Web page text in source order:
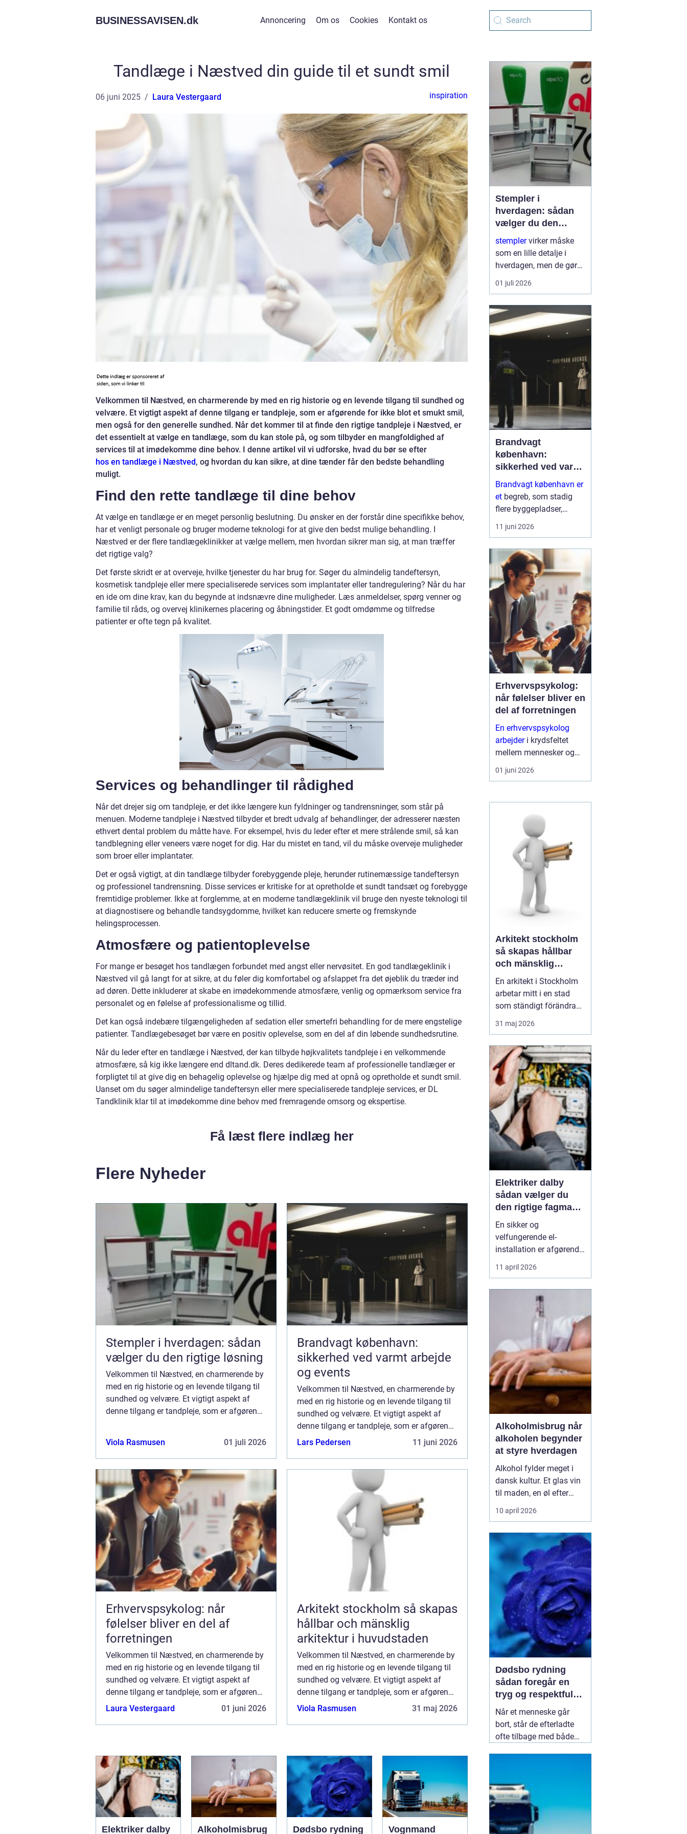
BUSINESSAVISEN.dk Annoncering Om os Cookies Kontakt os
Tandlæge i Næstved din guide til et sundt smil
06 juni 2025 Laura Vestergaard inspiration
Velkommen til Næstved, en charmerende by med en rig historie og en levende tilgang til sundhed og
velvære. Et vigtigt aspekt af denne tilgang er tandpleje, som er afgørende for ikke blot et smukt smil,
men også for den generelle sundhed. Når det kommer til at finde den rigtige tandpleje i Næstved, er
det essentielt at vælge en tandlæge, som du kan stole på, og som tilbyder en mangfoldighed af
services til at imødekomme dine behov. I denne artikel vil vi udforske, hvad du bør se efter
hos en tandlæge i Næstved, og hvordan du kan sikre, at dine tænder får den bedste behandling
muligt.
Find den rette tandlæge til dine behov
At vælge en tandlæge er en meget personlig beslutning. Du ønsker en der forstår dine specifikke behov,
har et venligt personale og bruger moderne teknologi for at give den bedst mulige behandling. I
Næstved er der flere tandlægeklinikker at vælge mellem, men hvordan sikrer man sig, at man træffer
det rigtige valg?
Det første skridt er at overveje, hvilke tjenester du har brug for. Søger du almindelig tandeftersyn,
kosmetisk tandpleje eller mere specialiserede services som implantater eller tandregulering? Når du har
en ide om dine krav, kan du begynde at indsnævre dine muligheder. Læs anmeldelser, spørg venner og
familie til råds, og overvej klinikernes placering og åbningstider. Et godt omdømme og tilfredse
patienter er ofte tegn på kvalitet.
Services og behandlinger til rådighed
Når det drejer sig om tandpleje, er det ikke længere kun fyldninger og tandrensninger, som står på
menuen. Moderne tandpleje i Næstved tilbyder et bredt udvalg af behandlinger, der adresserer næsten
ethvert dental problem du måtte have. For eksempel, hvis du leder efter et mere strålende smil, så kan
tandblegning eller veneers være noget for dig. Har du mistet en tand, vil du måske overveje muligheder
som broer eller implantater.
Det er også vigtigt, at din tandlæge tilbyder forebyggende pleje, herunder rutinemæssige tandeftersyn
og professionel tandrensning. Disse services er kritiske for at opretholde et sundt tandsæt og forebygge
fremtidige problemer. Ikke at forglemme, at en moderne tandlægeklinik vil bruge den nyeste teknologi til
at diagnostisere og behandle tandsygdomme, hvilket kan reducere smerte og fremskynde
helingsprocessen.
Atmosfære og patientoplevelse
For mange er besøget hos tandlægen forbundet med angst eller nervøsitet. En god tandlægeklinik i
Næstved vil gå langt for at sikre, at du føler dig komfortabel og afslappet fra det øjeblik du træder ind
ad døren. Dette inkluderer at skabe en imødekommende atmosfære, venlig og opmærksom service fra
personalet og en følelse af professionalisme og tillid.
Det kan også indebære tilgængeligheden af sedation eller smertefri behandling for de mere engstelige
patienter. Tandlægebesøget bør være en positiv oplevelse, som en del af din løbende sundhedsrutine.
Når du leder efter en tandlæge i Næstved, der kan tilbyde højkvalitets tandpleje i en velkommende
atmosfære, så kig ikke længere end dltand.dk. Deres dedikerede team af professionelle tandlæger er
forpligtet til at give dig en behagelig oplevelse og hjælpe dig med at opnå og opretholde et sundt smil.
Uanset om du søger almindelige tandeftersyn eller mere specialiserede tandpleje services, er DL
Tandklinik klar til at imødekomme dine behov med fremragende omsorg og ekspertise.
Få læst flere indlæg her
Flere Nyheder
Stempler i hverdagen: sådan
vælger du den rigtige løsning
Velkommen til Næstved, en charmerende by
med en rig historie og en levende tilgang til
sundhed og velvære. Et vigtigt aspekt af
denne tilgang er tandpleje, som er afgørende
Viola Rasmusen 01 juli 2026
Brandvagt københavn:
sikkerhed ved varmt arbejde
og events
Velkommen til Næstved, en charmerende by
med en rig historie og en levende tilgang til
sundhed og velvære. Et vigtigt aspekt af
denne tilgang er tandpleje, som er afgørende
for ikke blot et smukt smil, men også for den
Lars Pedersen 11 juni 2026
Erhvervspsykolog: når
følelser bliver en del af
forretningen
Velkommen til Næstved, en charmerende by
med en rig historie og en levende tilgang til
sundhed og velvære. Et vigtigt aspekt af
denne tilgang er tandpleje, som er afgørende
for ikke blot et smukt smil, men også for den
Laura Vestergaard 01 juni 2026
Arkitekt stockholm så skapas
hållbar och mänsklig
arkitektur i huvudstaden
Velkommen til Næstved, en charmerende by
med en rig historie og en levende tilgang til
sundhed og velvære. Et vigtigt aspekt af
denne tilgang er tandpleje, som er afgørende
for ikke blot et smukt smil, men også for den
Viola Rasmusen 31 maj 2026
Elektriker dalby Alkoholmisbrug Dødsbo rydning Vognmand
Stempler i
hverdagen: sådan
vælger du den
rigtige løsning
stemplervirker måske
som en lille detalje i
hverdagen, men de gør
en stor forskel for både
virksomheder og private.
overblik, sparer tid og
giver et professionelt
udtryk...
01 juli 2026
Brandvagt
københavn:
sikkerhed ved varmt
arbejde og events
Brandvagt københavn er
et begreb, som stadig
flere byggepladser,
virksomheder og
arrangører forholder sig
skal tænkes seriøst. Når
der arbejdes med
svejsning, skær...
11 juni 2026
Erhvervspsykolog:
når følelser bliver en
del af forretningen
En erhvervspsykolog
arbejderi krydsfeltet
mellem mennesker og
forretning. Fokus er ikke
kun på trivsel, men også
samarbejde og følelser
påvirker resultater,
strategi og kultur.
Mange...
01 juni 2026
Arkitekt stockholm
så skapas hållbar
och mänsklig
arkitektur i
huvudstaden
En arkitekt i Stockholm
arbetar mitt i en stad
som ständigt förändras.
Nya bostadsområden
växer fram, äldre hus får
miljöer formas om för
att möta dagens behov.
Samtidigt ska historia,
hållbarhet och
vardagsliv rymmas inom
sam...
31 maj 2026
Elektriker dalby
sådan vælger du
den rigtige fagmand
til dine el-opgaver
En sikker og
velfungerende el-
installation er afgørende
i både hjem, virksomhed
og institution. Når der
installationer, udskiftes
gamle kabler eller
fejlsøges på en ustabil
installation, er det vigtigt
at vælge en autoriseret
og erfare...
11 april 2026
Alkoholmisbrug når
alkoholen begynder
at styre hverdagen
Alkohol fylder meget i
dansk kultur. Et glas vin
til maden, en øl efter
arbejde eller fest i
weekenden er for mange
almindelig hverdag. Men
for nogle glider forbruget
stille og roligt over i et
alkoholmisbrug, hvor
alkoholen ikke læ...
10 april 2026
Dødsbo rydning
sådan foregår en
tryg og respektfuld
proces
Når et menneske går
bort, står de efterladte
ofte tilbage med både
få ryddet hjemmet,
sorteret indboet og skabt
overblik over værdier og
personlige ejendele.